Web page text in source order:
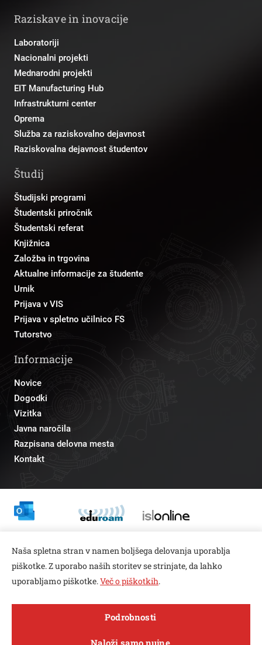
Open toolbar
Raziskave in inovacije
Laboratoriji
Nacionalni projekti
Mednarodni projekti
EIT Manufacturing Hub
Infrastrukturni center
Oprema
Služba za raziskovalno dejavnost
Raziskovalna dejavnost študentov
Študij
Študijski programi
Študentski priročnik
Študentski referat
Knjižnica
Založba in trgovina
Aktualne informacije za študente
Urnik
Prijava v VIS
Prijava v spletno učilnico FS
Tutorstvo
Informacije
Novice
Dogodki
Vizitka
Javna naročila
Razpisana delovna mesta
Kontakt
pr@fs.uni-lj.si
Naša spletna stran v namen boljšega delovanja uporablja
piškotke. Z uporabo naših storitev se strinjate, da lahko
uporabljamo piškotke.Več o piškotkih.
Podrobnosti
Naloži samo nujne